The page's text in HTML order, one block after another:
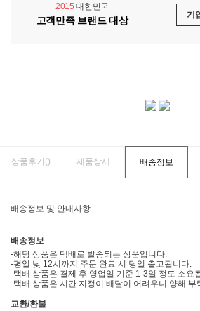
2015 대한민국
고객만족 브랜드 대상 기
상품후기() 제품상세 배송정보
배송정보 및 안내사항
배송정보
-해당 상품은 택배로 발송되는 상품입니다.
-평일 낮 12시까지 주문 완료 시 당일 출고됩니다.
-택배 상품은 결제 후 영업일 기준 1-3일 정도 소요
-택배 상품은 시간 지정이 배달이 어려우니 양해 부
교환/환불